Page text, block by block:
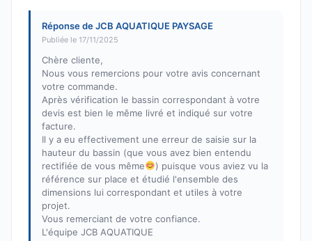
Réponse de JCB AQUATIQUE PAYSAGE
Publiée le 17/11/2025
Chère cliente,
Nous vous remercions pour votre avis concernant
votre commande.
Après vérification le bassin correspondant à votre
devis est bien le même livré et indiqué sur votre
facture.
Il y a eu effectivement une erreur de saisie sur la
hauteur du bassin (que vous avez bien entendu
rectifiée de vous même
) puisque vous aviez vu la
référence sur place et étudié l'ensemble des
dimensions lui correspondant et utiles à votre
projet.
Vous remerciant de votre confiance.
L'équipe JCB AQUATIQUE